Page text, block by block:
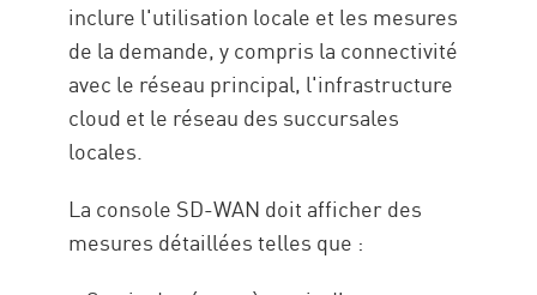
inclure l'utilisation locale et les mesures
de la demande, y compris la connectivité
avec le réseau principal, l'infrastructure
cloud et le réseau des succursales
locales.
La console SD-WAN doit afficher des
mesures détaillées telles que :